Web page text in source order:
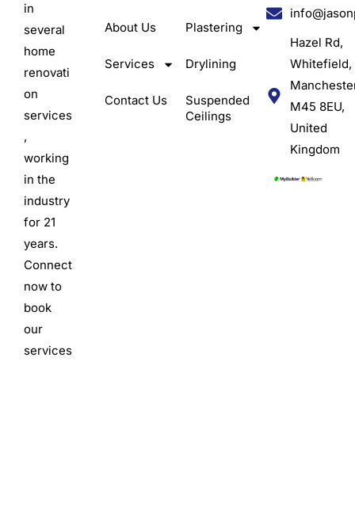
in
several
home
renovati
on
services
,
working
in the
industry
for 21
years.
Connect
now to
book
our
services
About Us
Services
Contact Us
Plastering
Drylining
Suspended
Ceilings
Hazel Rd,
Whitefield,
M45 8EU,
United
Kingdom